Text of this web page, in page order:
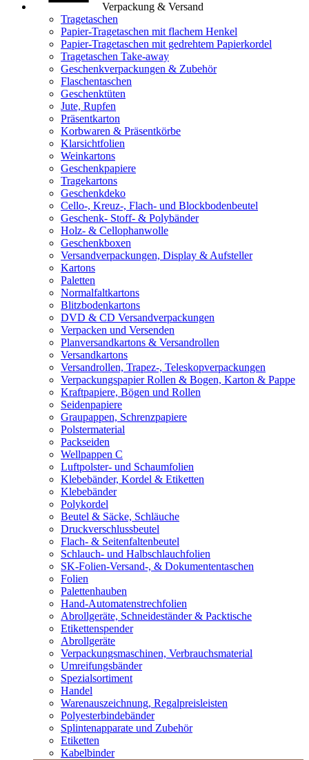
Verpackung & Versand
Tragetaschen
Papier-Tragetaschen mit flachem Henkel
Papier-Tragetaschen mit gedrehtem Papierkordel
Tragetaschen Take-away
Geschenkverpackungen & Zubehör
Flaschentaschen
Geschenktüten
Jute, Rupfen
Präsentkarton
Korbwaren & Präsentkörbe
Klarsichtfolien
Weinkartons
Geschenkpapiere
Tragekartons
Geschenkdeko
Cello-, Kreuz-, Flach- und Blockbodenbeutel
Geschenk- Stoff- & Polybänder
Holz- & Cellophanwolle
Geschenkboxen
Versandverpackungen, Display & Aufsteller
Kartons
Paletten
Normalfaltkartons
Blitzbodenkartons
DVD & CD Versandverpackungen
Verpacken und Versenden
Planversandkartons & Versandrollen
Versandkartons
Versandrollen, Trapez-, Teleskopverpackungen
Verpackungspapier Rollen & Bogen, Karton & Pappe
Kraftpapiere, Bögen und Rollen
Seidenpapiere
Graupappen, Schrenzpapiere
Polstermaterial
Packseiden
Wellpappen C
Luftpolster- und Schaumfolien
Klebebänder, Kordel & Etiketten
Klebebänder
Polykordel
Beutel & Säcke, Schläuche
Druckverschlussbeutel
Flach- & Seitenfaltenbeutel
Schlauch- und Halbschlauchfolien
SK-Folien-Versand-, & Dokumententaschen
Folien
Palettenhauben
Hand-Automatenstrechfolien
Abrollgeräte, Schneideständer & Packtische
Etikettenspender
Abrollgeräte
Verpackungsmaschinen, Verbrauchsmaterial
Umreifungsbänder
Spezialsortiment
Handel
Warenauszeichnung, Regalpreisleisten
Polyesterbindebänder
Splintenapparate und Zubehör
Etiketten
Kabelbinder